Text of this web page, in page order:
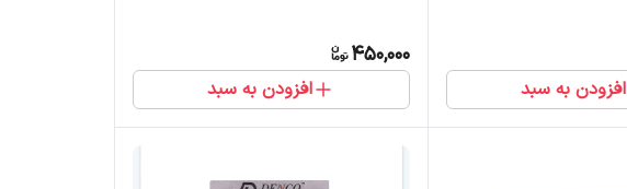
افزودن به سبد
450,000
افزودن به سبد